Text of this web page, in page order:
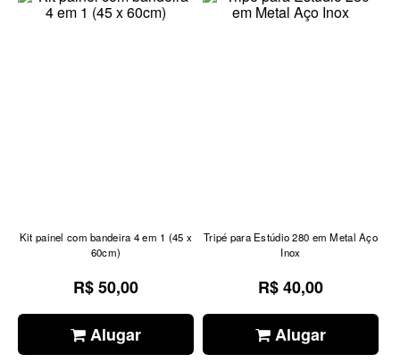
Kit painel com bandeira 4 em 1 (45 x
60cm)
R$ 50,00
Alugar
Tripé para Estúdio 280 em Metal Aço
Inox
R$ 40,00
Alugar